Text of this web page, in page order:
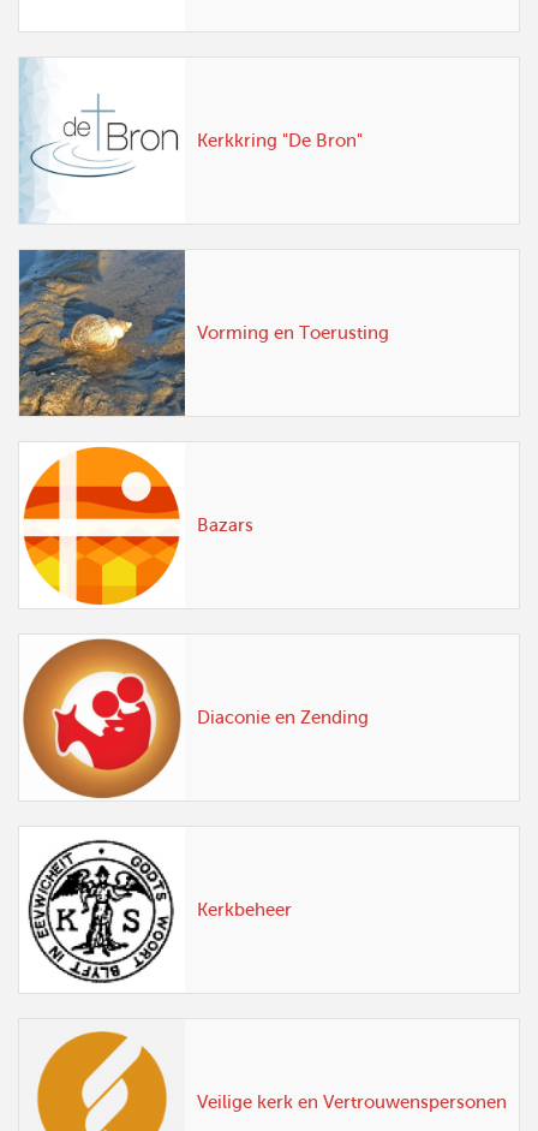
Kerkkring "De Bron"
Vorming en Toerusting
Bazars
Diaconie en Zending
Kerkbeheer
Veilige kerk en Vertrouwenspersonen